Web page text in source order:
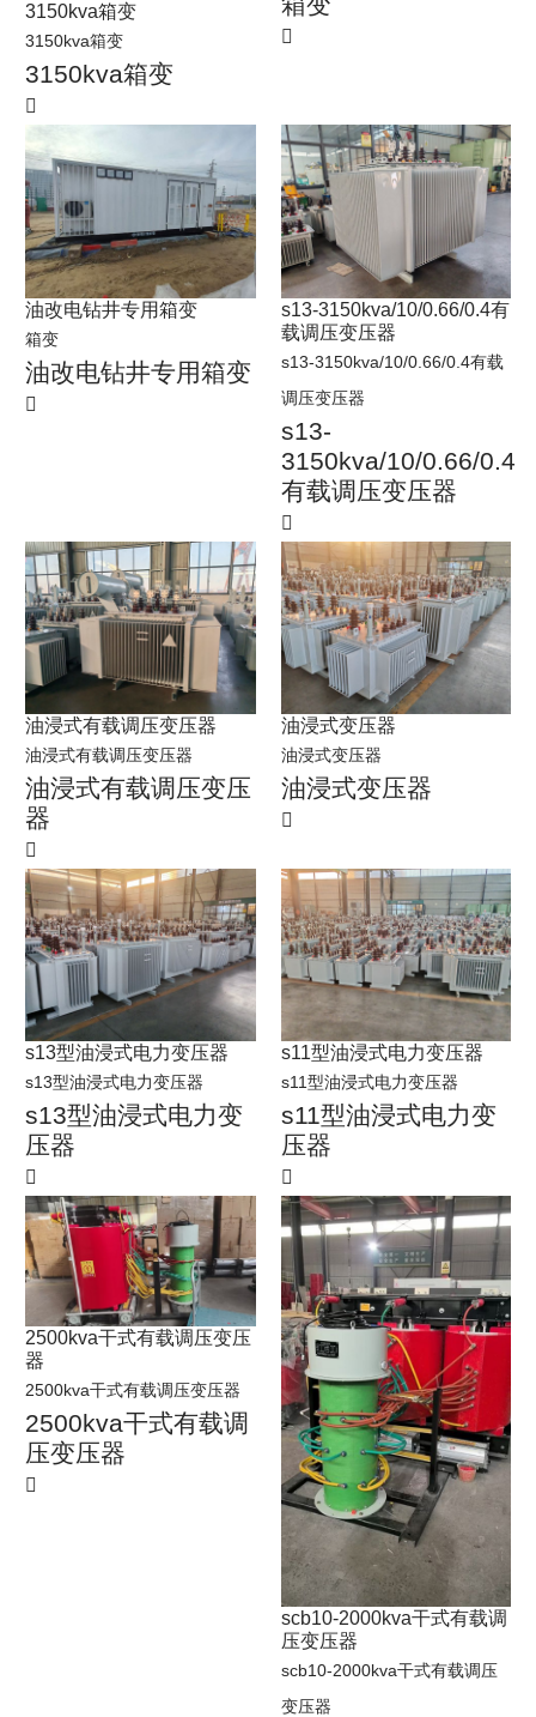
3150kva箱变
3150kva箱变
3150kva箱变
油改电钻井专用箱变
箱变
油改电钻井专用箱变
s13-3150kva/10/0.66/0.4有
载调压变压器
s13-3150kva/10/0.66/0.4有载
调压变压器
s13-
3150kva/10/0.66/0.4
有载调压变压器
油浸式有载调压变压器
油浸式有载调压变压器
油浸式有载调压变压
器
油浸式变压器
油浸式变压器
油浸式变压器
s13型油浸式电力变压器
s13型油浸式电力变压器
s13型油浸式电力变
压器
s11型油浸式电力变压器
s11型油浸式电力变压器
s11型油浸式电力变
压器
2500kva干式有载调压变压
器
2500kva干式有载调压变压器
2500kva干式有载调
压变压器
scb10-2000kva干式有载调
压变压器
scb10-2000kva干式有载调压
变压器